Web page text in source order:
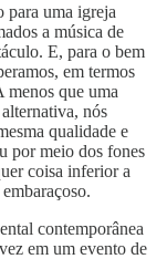
para uma igreja
a música de
E, para o bem
em termos
menos que uma
nós
qualidade e
por meio dos fones
coisa inferior a
contemporânea
em um evento de